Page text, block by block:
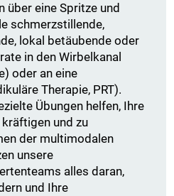
über eine Spritze und
schmerzstillende,
lokal betäubende oder
in den Wirbelkanal
oder an eine
Therapie, PRT).
Übungen helfen, Ihre
und zu
der multimodalen
unsere
alles daran,
und Ihre